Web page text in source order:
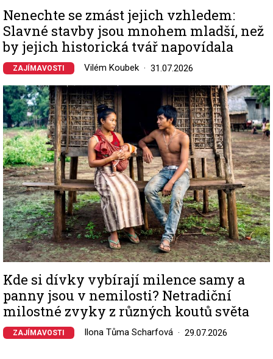
Nenechte se zmást jejich vzhledem:
Slavné stavby jsou mnohem mladší, než
by jejich historická tvář napovídala
ZAJÍMAVOSTI Vilém Koubek 31.07.2026
Image
Kde si dívky vybírají milence samy a
panny jsou v nemilosti? Netradiční
milostné zvyky z různých koutů světa
ZAJÍMAVOSTI Ilona Tůma Scharfová 29.07.2026